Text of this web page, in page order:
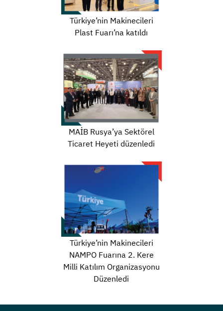
Türkiye’nin Makinecileri
Plast Fuarı’na katıldı
MAİB Rusya’ya Sektörel
Ticaret Heyeti düzenledi
Türkiye’nin Makinecileri
NAMPO Fuarına 2. Kere
Milli Katılım Organizasyonu
Düzenledi